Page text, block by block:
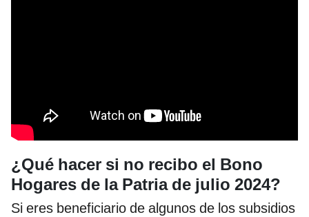
¿Qué hacer si no recibo el Bono
Hogares de la Patria de julio 2024?
Si eres beneficiario de algunos de los subsidios